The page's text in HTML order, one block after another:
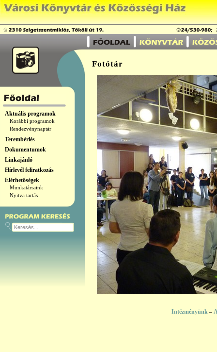
Aktuális programok
Korábbi programok
Rendezvénynaptár
Terembérlés
Dokumentumok
Linkajánló
Hírlevél feliratkozás
Elérhetőségek
Munkatársaink
Nyitva tartás
Fotótár
Intézményünk–